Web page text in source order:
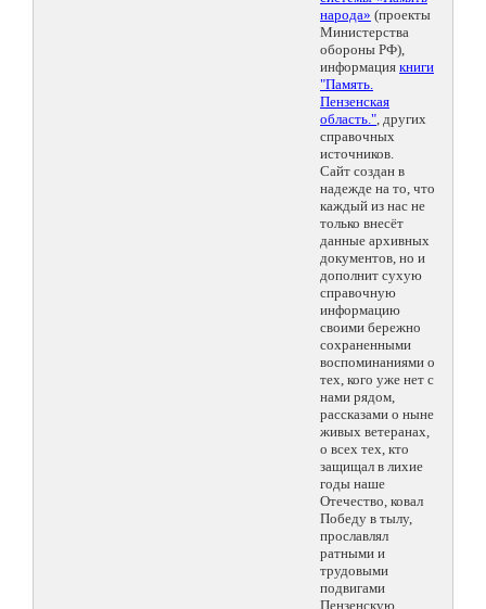
народа» (проекты
Министерства
обороны РФ),
информация книги
"Память.
Пензенская
область.", других
справочных
источников.
Сайт создан в
надежде на то, что
каждый из нас не
только внесёт
данные архивных
документов, но и
дополнит сухую
справочную
информацию
своими бережно
сохраненными
воспоминаниями о
тех, кого уже нет с
нами рядом,
рассказами о ныне
живых ветеранах,
о всех тех, кто
защищал в лихие
годы наше
Отечество, ковал
Победу в тылу,
прославлял
ратными и
трудовыми
подвигами
Пензенскую